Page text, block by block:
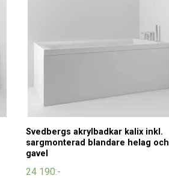
Svedbergs akrylbadkar kalix inkl.
sargmonterad blandare helag och
gavel
24 190:-